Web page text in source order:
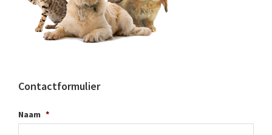
Contactformulier
Naam *